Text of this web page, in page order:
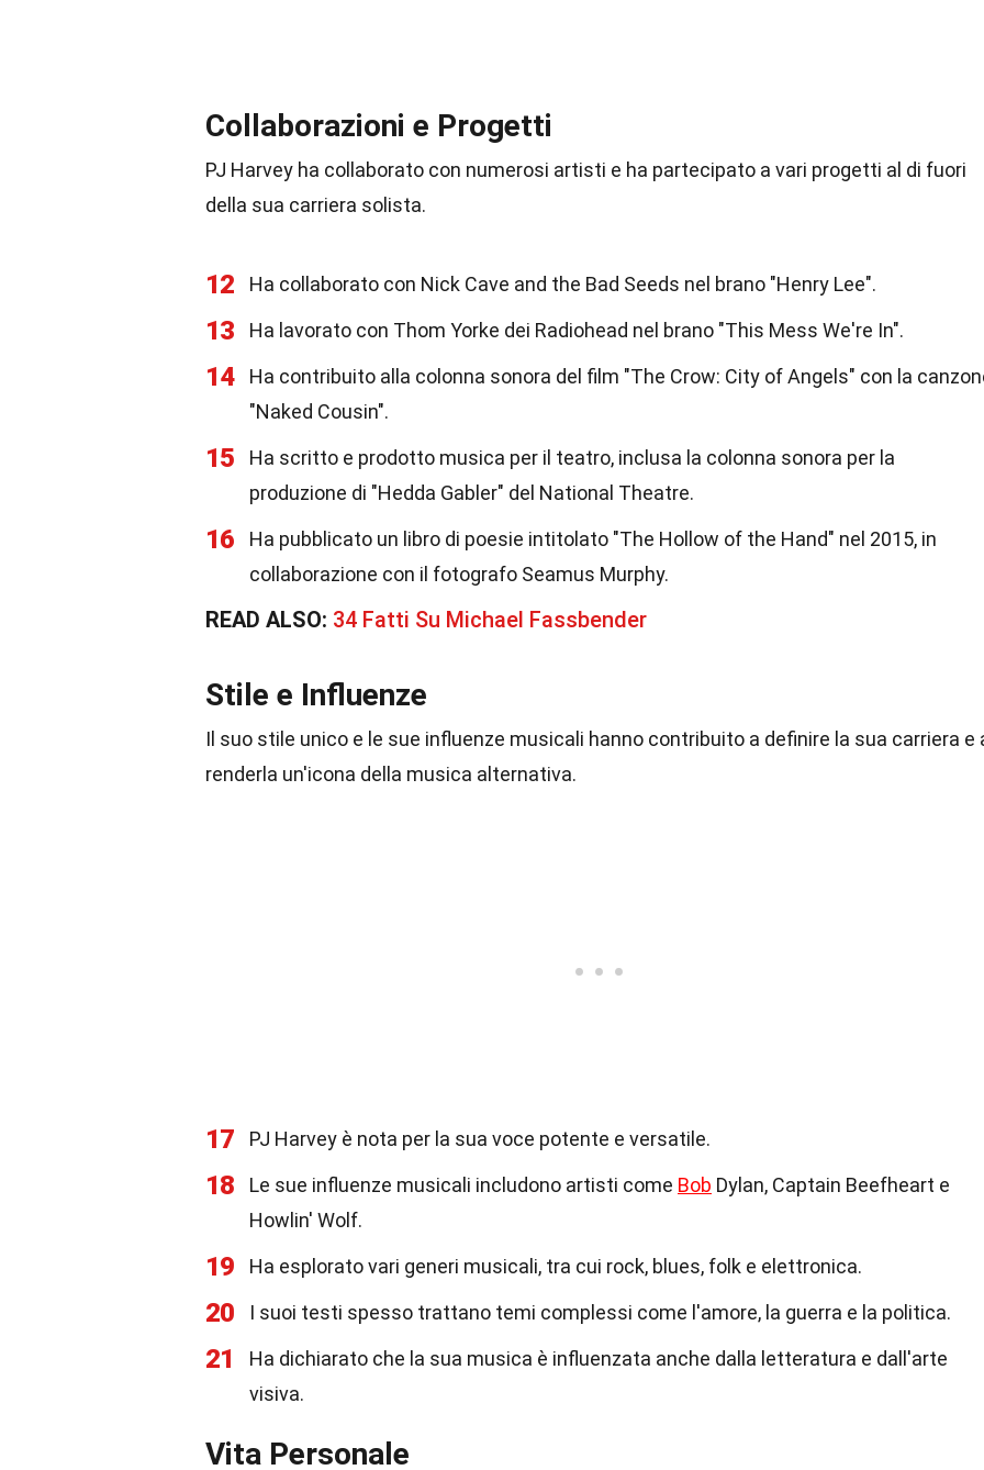
Collaborazioni e Progetti
PJ Harvey ha collaborato con numerosi artisti e ha partecipato a vari progetti al di fuori
della sua carriera solista.
12 Ha collaborato con Nick Cave and the Bad Seeds nel brano "Henry Lee".
13 Ha lavorato con Thom Yorke dei Radiohead nel brano "This Mess We're In".
14
Ha contribuito alla colonna sonora del film "The Crow: City of Angels" con la
"Naked Cousin".
15
Ha scritto e prodotto musica per il teatro, inclusa la colonna sonora per la
produzione di "Hedda Gabler" del National Theatre.
16
Ha pubblicato un libro di poesie intitolato "The Hollow of the Hand" nel 2015, in
collaborazione con il fotografo Seamus Murphy.
READ ALSO: 34 Fatti Su Michael Fassbender
Stile e Influenze
Il suo stile unico e le sue influenze musicali hanno contribuito a definire la sua carriera e
renderla un'icona della musica alternativa.
17 PJ Harvey è nota per la sua voce potente e versatile.
18 Le sue influenze musicali includono artisti come Bob Dylan, Captain Beefheart e
Howlin' Wolf.
19 Ha esplorato vari generi musicali, tra cui rock, blues, folk e elettronica.
20 I suoi testi spesso trattano temi complessi come l'amore, la guerra e la politica.
21
Ha dichiarato che la sua musica è influenzata anche dalla letteratura e dall'arte
visiva.
Vita Personale